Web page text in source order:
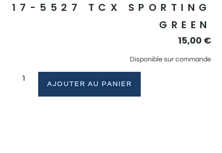
17-5527 TCX SPORTING
GREEN
15,00 €
Disponible sur commande
AJOUTER AU PANIER